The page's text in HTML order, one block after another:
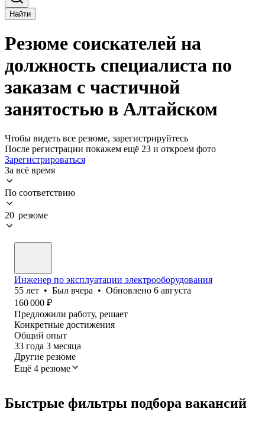
Найти
Резюме соискателей на
должность специалиста по
заказам с частичной
занятостью в Алтайском
Чтобы видеть все резюме, зарегистрируйтесь
После регистрации покажем ещё 23 и откроем фото
Зарегистрироваться
За всё время
По соответствию
20 резюме
Инженер по эксплуатации электрооборудования
55 лет • Был вчера • Обновлено 6 августа
160 000 ₽
Предложили работу, решает
Конкретные достижения
Общий опыт
33 года 3 месяца
Другие резюме
Ещё 4 резюме
Быстрые фильтры подбора вакансий